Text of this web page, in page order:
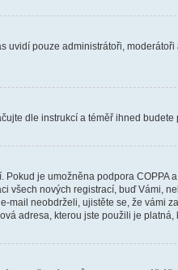
uvidí pouze administrátoři,
dle instrukcí a téměř ihned budete
je umožněna podpora COPPA
všech nových registrací, buď Vámi,
mail neobdrželi, ujistěte se, že vámi
adresa, kterou jste použili je platná,